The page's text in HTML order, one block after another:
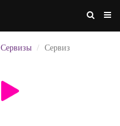
Сервизы Сервиз